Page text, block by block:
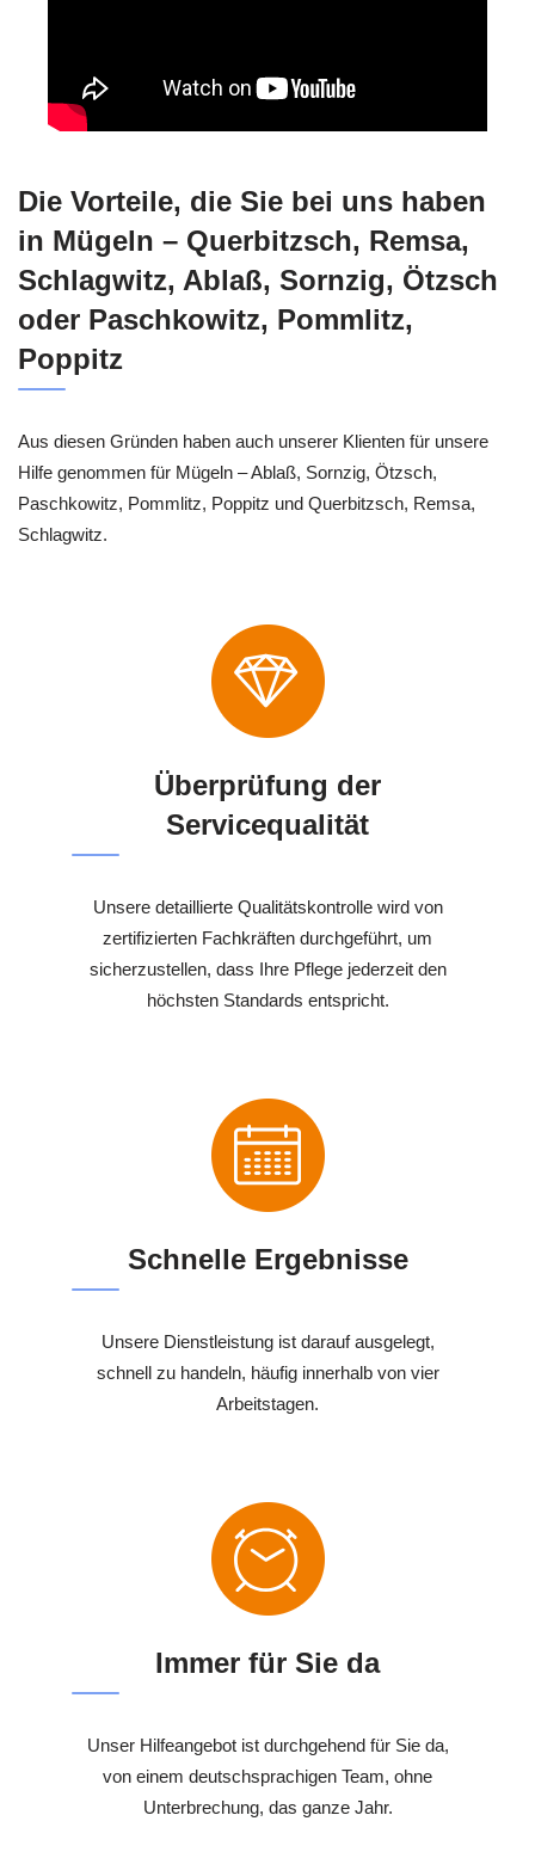
Die Vorteile, die Sie bei uns haben
in Mügeln – Querbitzsch, Remsa,
Schlagwitz, Ablaß, Sornzig, Ötzsch
oder Paschkowitz, Pommlitz,
Poppitz
Aus diesen Gründen haben auch unserer Klienten für unsere
Hilfe genommen für Mügeln – Ablaß, Sornzig, Ötzsch,
Paschkowitz, Pommlitz, Poppitz und Querbitzsch, Remsa,
Schlagwitz.
Überprüfung der
Servicequalität
Unsere detaillierte Qualitätskontrolle wird von
zertifizierten Fachkräften durchgeführt, um
sicherzustellen, dass Ihre Pflege jederzeit den
höchsten Standards entspricht.
Schnelle Ergebnisse
Unsere Dienstleistung ist darauf ausgelegt,
schnell zu handeln, häufig innerhalb von vier
Arbeitstagen.
Immer für Sie da
Unser Hilfeangebot ist durchgehend für Sie da,
von einem deutschsprachigen Team, ohne
Unterbrechung, das ganze Jahr.